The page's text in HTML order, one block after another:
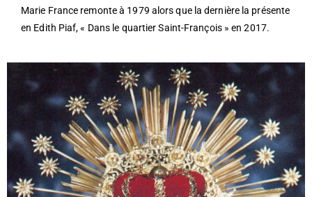
Marie France remonte à 1979 alors que la dernière la présente
en Edith Piaf, « Dans le quartier Saint-François » en 2017.